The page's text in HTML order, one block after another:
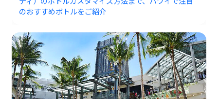
のおすすめボトルをご紹介